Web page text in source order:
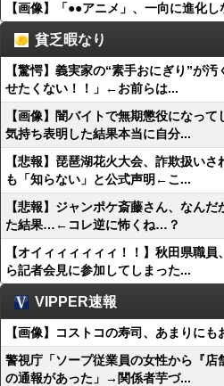
【画像】「●●アニメ」、一向に進化
貧乏暇なり
【驚愕】義実家の“素手おにぎり”が
せたくない！！」←お前らは...
【画像】闇バイトで無期懲役になっ
気持ち表明した結果本当に自分...
【悲報】琵琶湖花火大会、詐欺扱い
も「知らない」と公式声明←こ...
【悲報】ジャンポケ斎藤さん、なん
た結果…←コレ逆に怖くね…？
【オイィィィィィィ！！】秋田県職
ら記者会見に参加してしまった...
VIPPER速報
【画像】コストコの寿司、あまりに
警視庁「ソープ従業員の女性から『店
の通報があった」→関係者芋づ...